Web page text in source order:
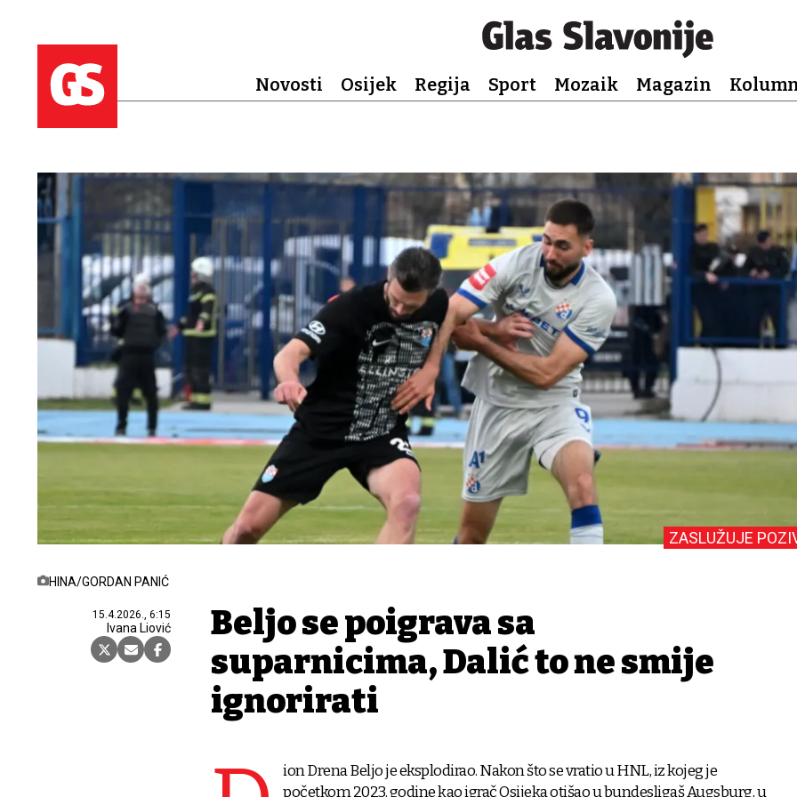
Novosti Osijek Regija Sport Mozaik Magazin
HINA/GORDAN PANIĆ
15.4.2026., 6:15
Ivana Liović
ZASLUŽUJE
Beljo se poigrava sa
suparnicima, Dalić to ne smije
ignorirati
ion Drena Beljo je eksplodirao. Nakon što se vratio u HNL, iz kojeg je
početkom 2023. godine kao igrač Osijeka otišao u bundesligaš Augsburg, u